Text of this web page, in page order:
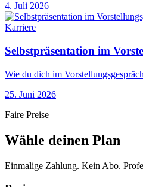
4. Juli 2026
Karriere
Selbstpräsentation im
Wie du dich im
25. Juni 2026
Faire Preise
Wähle deinen Plan
Einmalige Zahlung. Kein Abo.